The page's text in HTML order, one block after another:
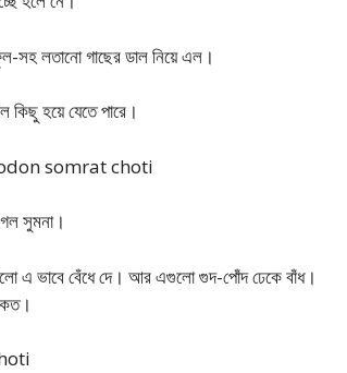
সহ লতানো গাছের ডাল নিয়ে এল।
হয়ে যেতে পারে।
somrat choti
সুমনা।
এ ভাবে বেঁধে দে। আর এগুলো গুদ-পোঁদ ঢেকে বাঁধ।